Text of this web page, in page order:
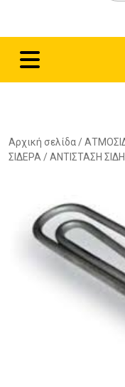
Αρχική σελίδα /
ΣΙΔΕΡΑ / ΑΝΤΙΣΤΑΣΗ